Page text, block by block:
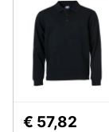
Smartwatch
Orologi
uomo
Orologi
donna
Vedi
€ 57,82